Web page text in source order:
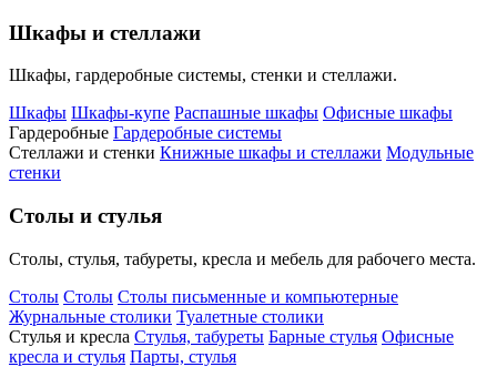
Шкафы и стеллажи
Шкафы, гардеробные системы, стенки и стеллажи.
Шкафы Шкафы-купе Распашные шкафы Офисные шкафы
Гардеробные Гардеробные системы
Стеллажи и стенки Книжные шкафы и стеллажи Модульные
стенки
Столы и стулья
Столы, стулья, табуреты, кресла и мебель для рабочего места.
Столы Столы Столы письменные и компьютерные
Журнальные столики Туалетные столики
Стулья и кресла Стулья, табуреты Барные стулья Офисные
кресла и стулья Парты, стулья